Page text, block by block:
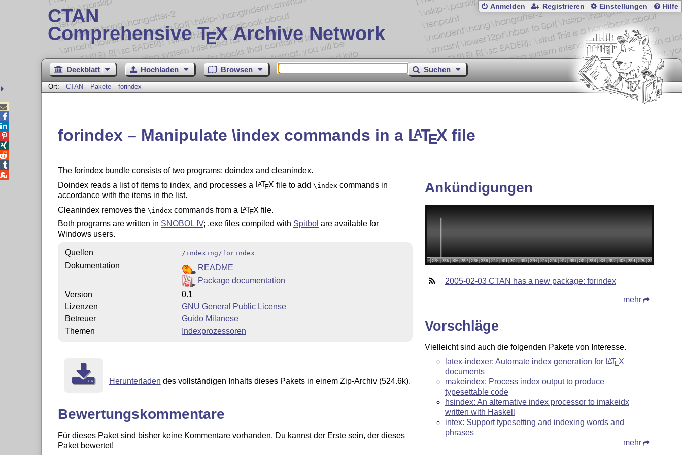
CTAN
Comprehensive TEX Archive Network
Anmelden Registrieren Einstellungen Hilfe
Deckblatt Hochladen Browsen Suchen
Ort: CTAN Pakete forindex
forindex – Manipulate \index commands in a LATEXfile
The forindex bundle consists of two programs: doindex and cleanindex.
Doindex reads a list of items to index, and processes a LATEX file to add \index commands in
accordance with the items in the list.
Cleanindex removes the \index commands from a LATEX file.
Both programs are written in SNOBOL IV; .exe files compiled with Spitbol are available for
Windows users.
Quellen /indexing/forindex
Dokumentation
README
Package documentation
Version
0.1
Lizenzen
GNU General Public License
Betreuer
Guido Milanese
Themen
Indexprozessoren
Herunterladen des vollständigen Inhalts dieses Pakets in einem Zip-Archiv (524.6k).
Bewertungskommentare
Für dieses Paket sind bisher keine Kommentare vorhanden. Du kannst der Erste sein, der dieses
Paket bewertet!
Ankündigungen
2005-02-03 CTAN has a new package: forindex
mehr
Vorschläge
Vielleicht sind auch die folgenden Pakete von Interesse.
latex-indexer: Automate index generation for LATEX
documents
makeindex: Process index output to produce
typesettable code
hsindex: An alternative index processor to imakeidx
written with Haskell
intex: Support typesetting and indexing words and
phrases
mehr




